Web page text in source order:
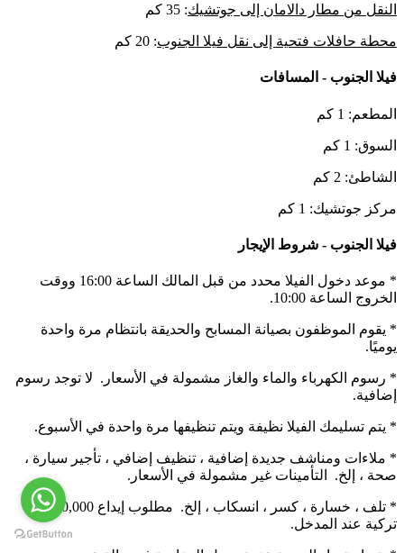
النقل من مطار دالامان إلى جوتشيك: 35 كم
محطة حافلات فتحية إلى نقل فيلا الجنوب: 20 كم
فيلا الجنوب - المسافات
المطعم: 1 كم
السوق: 1 كم
الشاطئ: 2 كم
مركز جوتشيك: 1 كم
فيلا الجنوب - شروط الإيجار
* موعد دخول الفيلا محدد من قبل المالك الساعة 16:00 ووقت
الخروج الساعة 10:00.
* يقوم الموظفون بصيانة المسابح والحديقة بانتظام مرة واحدة
يوميًا.
* رسوم الكهرباء والماء والغاز مشمولة في الأسعار. لا توجد رسوم
إضافية.
* يتم تسليمك الفيلا نظيفة ويتم تنظيفها مرة واحدة في الأسبوع.
* ملاءات ومناشف جديدة إضافية ، تنظيف إضافي ، تأجير سيارة ،
صحة ، إلخ. التأمينات غير مشمولة في الأسعار.
* تلف ، خسارة ، كسر ، انسكاب ، إلخ. مطلوب إيداع 10,000 ليرة
تركية عند المدخل.